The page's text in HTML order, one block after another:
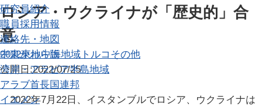
研究員紹介
職員採用情報
連絡先・地図
中東かわら版
湾岸・アラビア半島地域
アラブ首長国連邦
イエメン
ロシア・ウクライナが「歴史的」合
意
2022東地中海地域 トルコ その他
公開日:2022/07/25
2022年7月22日、イスタンブルでロシア、ウクライナは